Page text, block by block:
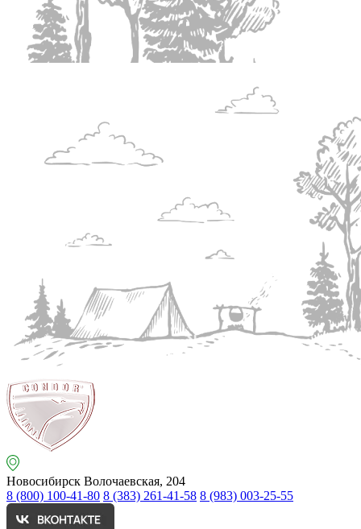
Новосибирск Волочаевская, 204
8 (800) 100-41-80 8 (383) 261-41-58 8 (983) 003-25-55